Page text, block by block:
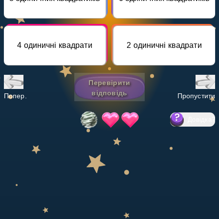
Invite a Friend
НАВЧАЛЬНИЙ ПЛАН
Увійти
4 одиничні квадрати 2 одиничні квадрати
Попер.
Перевірити
відповідь
Пропустити
?